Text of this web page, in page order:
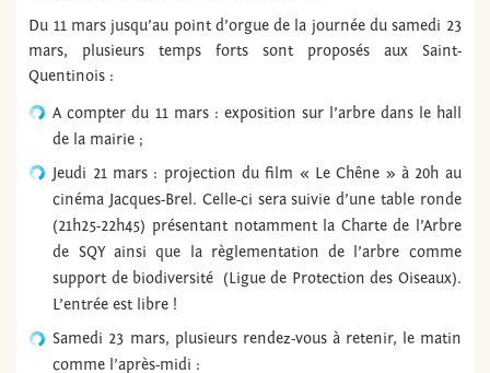
Du 11 mars jusqu’au point d’orgue de la journée du samedi 23
mars, plusieurs temps forts sont proposés aux Saint-
Quentinois :
A compter du 11 mars : exposition sur l’arbre dans le hall
de la mairie ;
Jeudi 21 mars : projection du film « Le Chêne » à 20h au
cinéma Jacques-Brel. Celle-ci sera suivie d’une table ronde
(21h25-22h45) présentant notamment la Charte de l’Arbre
de SQY ainsi que la règlementation de l’arbre comme
support de biodiversité (Ligue de Protection des Oiseaux).
L’entrée est libre !
Samedi 23 mars, plusieurs rendez-vous à retenir, le matin
comme l’après-midi :